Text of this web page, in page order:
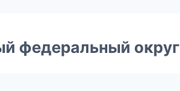
федеральный округ